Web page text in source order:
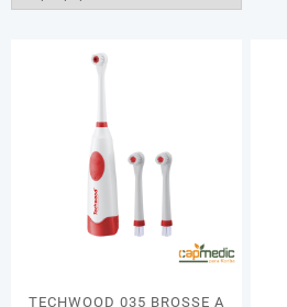
TECHWOOD 035 BROSSE A